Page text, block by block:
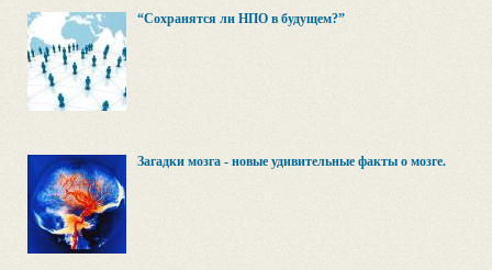
“Сохранятся ли НПО в будущем?”
Загадки мозга - новые удивительные факты о мозге.